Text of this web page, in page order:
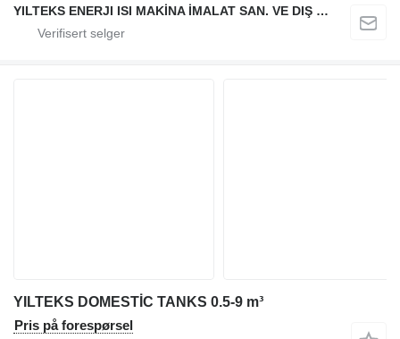
YILTEKS ENERJI ISI MAKİNA İMALAT SAN. VE DIŞ TİC. LTD. ŞTİ.
YILTEKS DOMESTİC TANKS 0.5-9 m³
Pris på forespørsel